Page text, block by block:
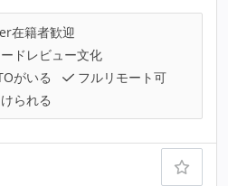
在籍者歓迎
ドレビュー文化
がいる
フルリモート可
られる